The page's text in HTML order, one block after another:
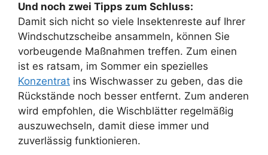
Und noch zwei Tipps zum Schluss:
Damit sich nicht so viele Insektenreste auf Ihrer
Windschutzscheibe ansammeln, können Sie
vorbeugende Maßnahmen treffen. Zum einen
ist es ratsam, im Sommer ein spezielles
Konzentrat ins Wischwasser zu geben, das die
Rückstände noch besser entfernt. Zum anderen
wird empfohlen, die Wischblätter regelmäßig
auszuwechseln, damit diese immer und
zuverlässig funktionieren.